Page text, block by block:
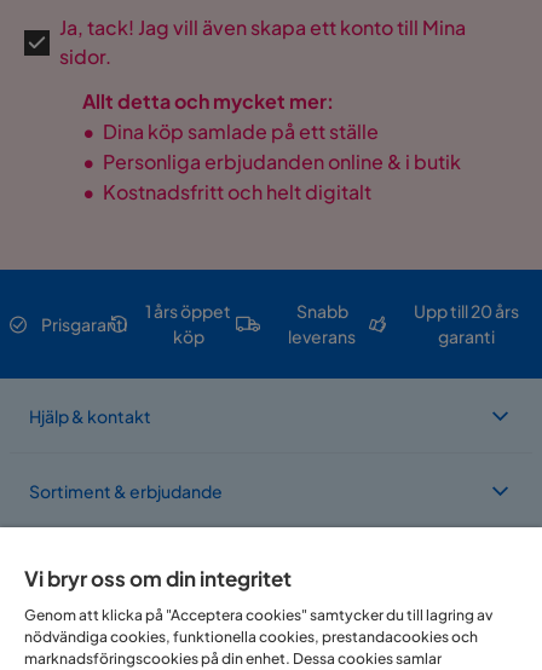
Ja, tack! Jag vill även skapa ett konto till Mina
sidor.
Allt detta och mycket mer:
• Dina köp samlade på ett ställe
• Personliga erbjudanden online & i butik
• Kostnadsfritt och helt digitalt
Prisgaranti
1 års öppet
köp
Snabb
leverans
Upp till 20 års
garanti
Hjälp & kontakt
Sortiment & erbjudande
Vi finns i flera länder
Vi bryr oss om din integritet
Genom att klicka på "Acceptera cookies" samtycker du till lagring av
nödvändiga cookies, funktionella cookies, prestandacookies och
marknadsföringscookies på din enhet. Dessa cookies samlar